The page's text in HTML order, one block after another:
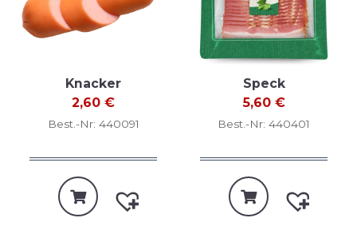
Knacker
2,60 €
Best.-Nr: 440091
Speck
5,60 €
Best.-Nr: 440401